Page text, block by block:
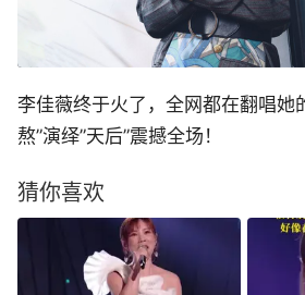
李佳薇终于火了，全网都在翻唱她
熬”演绎”天后”震撼全场！
猜你喜欢